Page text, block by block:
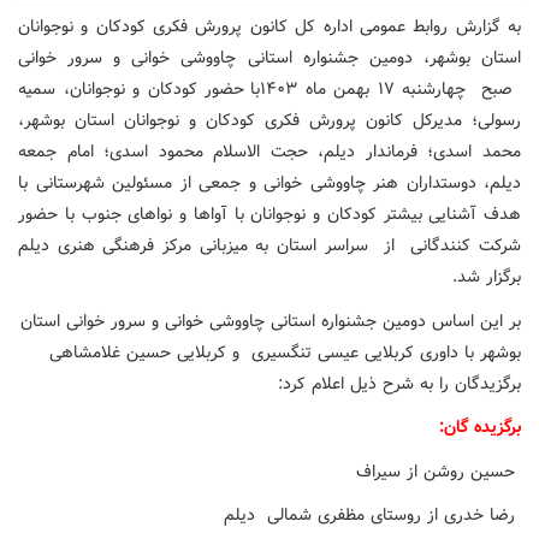
به گزارش روابط عمومی اداره کل کانون پرورش فکری کودکان و نوجوانان
استان بوشهر، دومین جشنواره استانی چاووشی خوانی و سرور خوانی
صبح چهارشنبه ۱۷ بهمن ماه ۱۴۰۳با حضور کودکان و نوجوانان، سمیه
رسولی؛ مدیرکل کانون پرورش فکری کودکان و نوجوانان استان بوشهر،
محمد اسدی؛ فرماندار دیلم، حجت الاسلام محمود اسدی؛ امام جمعه
دیلم، دوستداران هنر چاووشی خوانی و جمعی از مسئولین شهرستانی با
هدف آشنایی بیشتر کودکان و نوجوانان با آواها و نواهای جنوب با حضور
شرکت کنندگانی از سراسر استان به میزبانی مرکز فرهنگی هنری دیلم
برگزار شد.
بر این اساس دومین جشنواره استانی چاووشی خوانی و سرور خوانی استان
بوشهر با داوری کربلایی عیسی تنگسیری و کربلایی حسین غلامشاهی
برگزیدگان را به شرح ذیل اعلام کرد:
برگزیده گان:
حسین روشن از سیراف
رضا خدری از روستای مظفری شمالی دیلم